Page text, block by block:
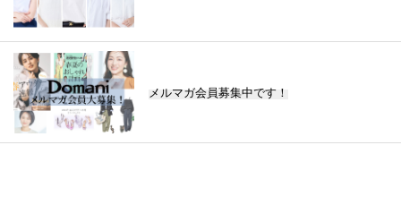
メルマガ会員募集中です！